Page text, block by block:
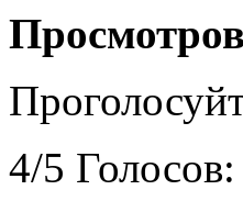
4/5 Голосов: